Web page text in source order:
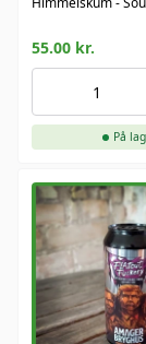
55.00 kr.
På